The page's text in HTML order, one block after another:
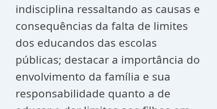
indisciplina ressaltando as causas e
consequências da falta de limites
dos educandos das escolas
públicas; destacar a importância do
envolvimento da família e sua
responsabilidade quanto a de